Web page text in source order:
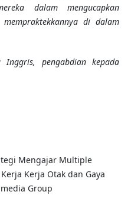
dalam mengucapkan
di dalam
Inggris, pengabdian kepada
Mengajar Multiple
Kerja Otak dan Gaya
Group